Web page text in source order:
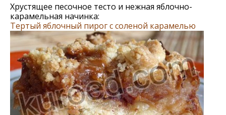
Хрустящее песочное тесто и нежная яблочно-
карамельная начинка:
Тертый яблочный пирог с соленой карамелью